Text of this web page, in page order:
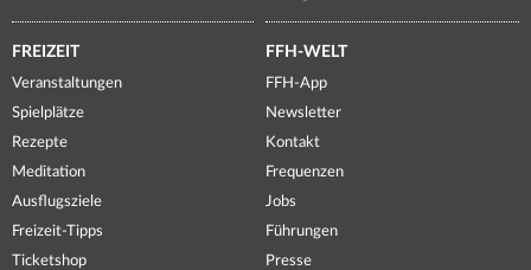
FREIZEIT
Veranstaltungen
Spielplätze
Rezepte
Meditation
Ausflugsziele
Freizeit-Tipps
Ticketshop
FFH-WELT
FFH-App
Newsletter
Kontakt
Frequenzen
Jobs
Führungen
Presse